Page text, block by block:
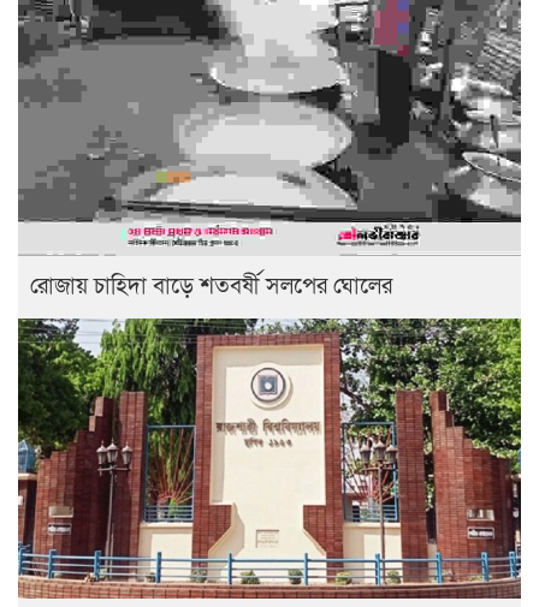
রোজায় চাহিদা বাড়ে শতবর্ষী সলপের ঘোলের